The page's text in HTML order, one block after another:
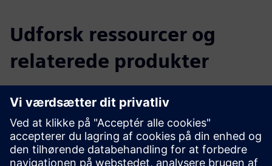
Udforsk ressourcer og
relaterede produkter
Yderligere oplysninger og
ressourcer
2N Web: 2N® Adgangsenhed M RFID 13.56 MHz